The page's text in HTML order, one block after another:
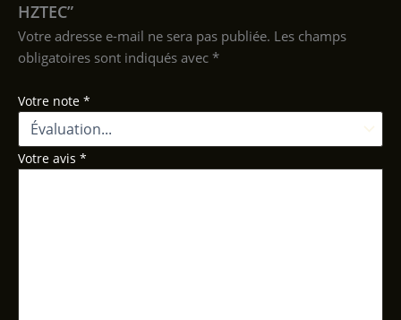
HZTEC”
Votre adresse e-mail ne sera pas publiée. Les champs
obligatoires sont indiqués avec *
Votre note *
Votre avis *